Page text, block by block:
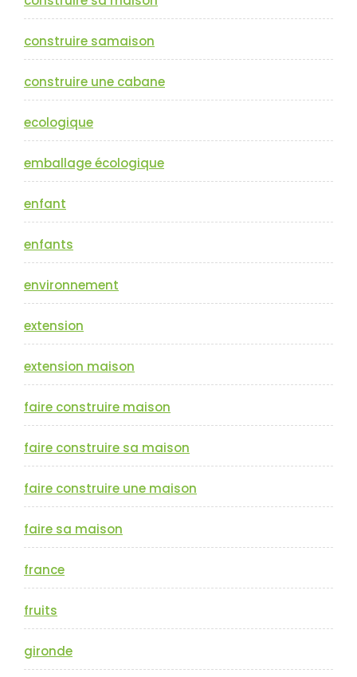
construire samaison
construire une cabane
ecologique
emballage écologique
enfant
enfants
environnement
extension
extension maison
faire construire maison
faire construire sa maison
faire construire une maison
faire sa maison
france
fruits
gironde